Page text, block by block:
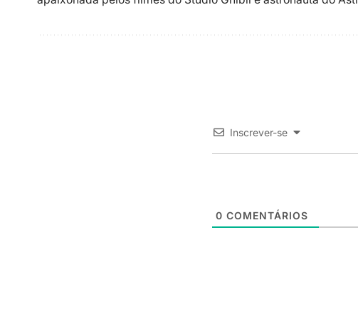
Inscrever-se
0 COMENTÁRIOS